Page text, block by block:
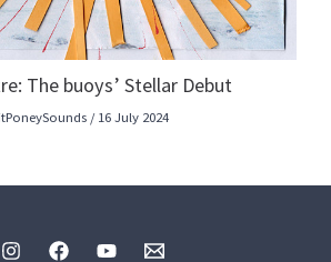
The buoys’ Stellar Debut
/16 July 2024